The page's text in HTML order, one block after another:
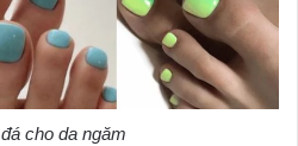
cho da ngăm